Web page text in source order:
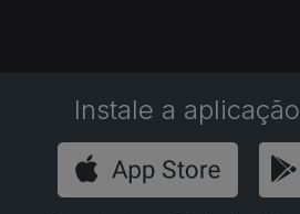
Instale a aplicação